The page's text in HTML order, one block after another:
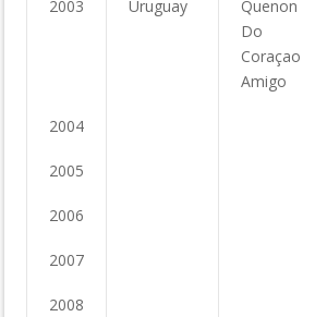
2003 Uruguay
Quenon
Do
Coraçao
Amigo
2004
2005
2006
2007
2008